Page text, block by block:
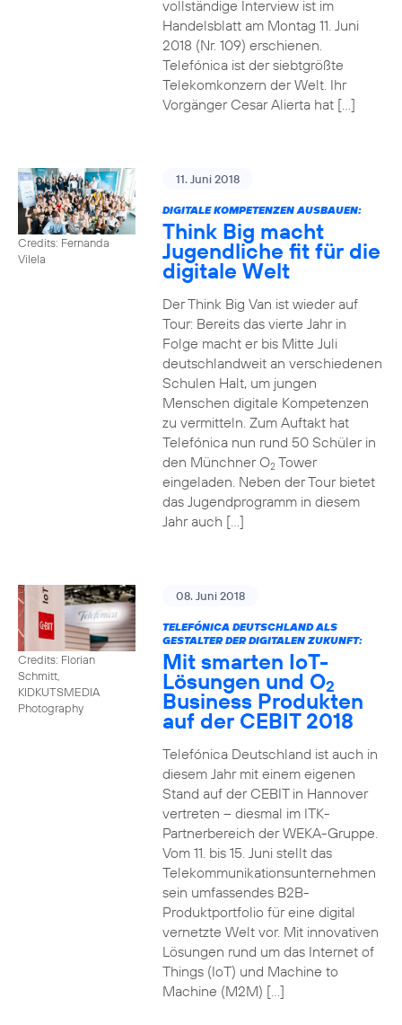
vollständige Interview ist im
Handelsblatt am Montag 11. Juni
2018 (Nr. 109) erschienen.
Telefónica ist der siebtgrößte
Telekomkonzern der Welt. Ihr
Vorgänger Cesar Alierta hat […]
Credits: Fernanda
Vilela
11. Juni 2018
DIGITALE KOMPETENZEN AUSBAUEN:
Think Big macht
Jugendliche fit für die
digitale Welt
Der Think Big Van ist wieder auf
Tour: Bereits das vierte Jahr in
Folge macht er bis Mitte Juli
deutschlandweit an verschiedenen
Schulen Halt, um jungen
Menschen digitale Kompetenzen
zu vermitteln. Zum Auftakt hat
Telefónica nun rund 50 Schüler in
den Münchner O2Tower
eingeladen. Neben der Tour bietet
das Jugendprogramm in diesem
Jahr auch […]
Credits: Florian
Schmitt,
KIDKUTSMEDIA
Photography
08. Juni 2018
TELEFÓNICA DEUTSCHLAND ALS
GESTALTER DER DIGITALEN ZUKUNFT:
Mit smarten IoT-
Lösungen und O2
Business Produkten
auf der CEBIT 2018
Telefónica Deutschland ist auch in
diesem Jahr mit einem eigenen
Stand auf der CEBIT in Hannover
vertreten – diesmal im ITK-
Partnerbereich der WEKA-Gruppe.
Vom 11. bis 15. Juni stellt das
Telekommunikationsunternehmen
sein umfassendes B2B-
Produktportfolio für eine digital
vernetzte Welt vor. Mit innovativen
Lösungen rund um das Internet of
Things (IoT) und Machine to
Machine (M2M) […]